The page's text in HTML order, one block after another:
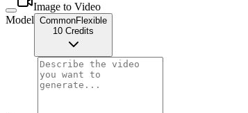
Image to Video
Model CommonFlexible
10 Credits